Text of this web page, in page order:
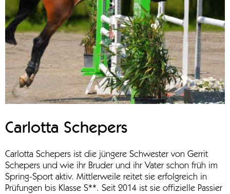
Carlotta Schepers
Carlotta Schepers ist die jüngere Schwester von Gerrit
Schepers und wie ihr Bruder und ihr Vater schon früh im
Spring-Sport aktiv. Mittlerweile reitet sie erfolgreich in
Prüfungen bis Klasse S**. Seit 2014 ist sie offizielle Passier